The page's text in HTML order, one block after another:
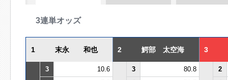
3連単オッズ
1 末永 和也 2 鰐部 太空海 3
3 10.6 3 80.8
2